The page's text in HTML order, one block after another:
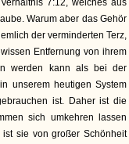
7:12, welches aus
Warum aber das Gehör
der verminderten Terz,
Entfernung von ihrem
werden kann als bei der
unserem heutigen System
ist. Daher ist die
sich umkehren lassen
sie von großer Schönheit